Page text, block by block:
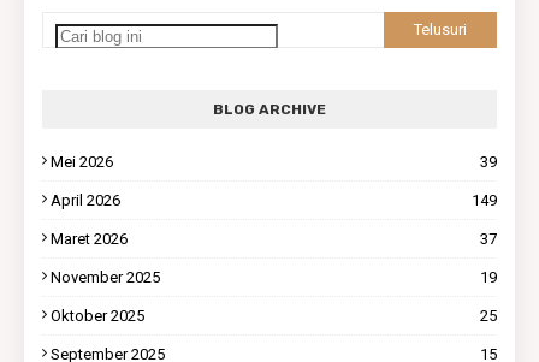
BLOG ARCHIVE
Mei 2026 39
April 2026 149
Maret 2026 37
November 2025 19
Oktober 2025 25
September 2025 15